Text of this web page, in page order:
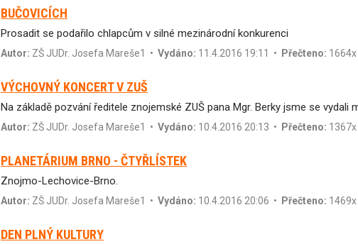
BUČOVICÍCH
Prosadit se podařilo chlapcům v silné mezinárodní konkurenci
Autor: ZŠ JUDr. Josefa Mareše1 • Vydáno: 11.4.2016 19:11 • Přečteno: 1664x
VÝCHOVNÝ KONCERT V ZUŠ
Na základě pozvání ředitele znojemské ZUŠ pana Mgr. Berky jsme se vydali
Autor: ZŠ JUDr. Josefa Mareše1 • Vydáno: 10.4.2016 20:13 • Přečteno: 1367x
PLANETÁRIUM BRNO - ČTYŘLÍSTEK
Znojmo-Lechovice-Brno.
Autor: ZŠ JUDr. Josefa Mareše1 • Vydáno: 10.4.2016 20:06 • Přečteno: 1469x
DEN PLNÝ KULTURY